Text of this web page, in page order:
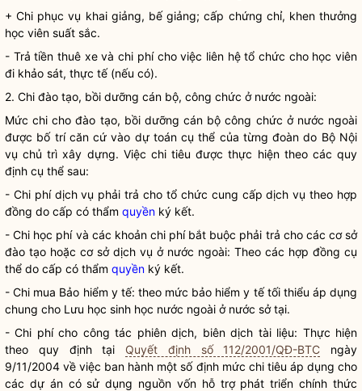
+ Chi phục vụ khai giảng, bế giảng; cấp chứng chỉ, khen thưởng
học viên suất sắc.
- Trả tiền thuê xe vàchi phícho việc liên hệ tổ chức cho học viên
đi khảo sát, thực tế (nếu có).
2. Chi đào tạo, bồi dưỡng cán bộ, công chức ở nước ngoài:
Mức chi cho đào tạo, bồi dưỡng cán bộ công chức ở nước ngoài
được bố trí căn cứ vào dự toán cụ thể của từng đoàn do Bộ Nội
vụ chủ trì xây dựng. Việc chi tiêu được thực hiện theo các quy
định cụ thể sau:
- Chi phídịch vụ phải trả cho tổ chức cung cấp dịch vụ theo hợp
đồng do cấp có thẩm quyền ký kết.
- Chi học phí và các khoản chi phí bắt buộc phải trả cho các cơ sở
đào tạo hoặc cơ sở dịch vụ ở nước ngoài: Theo các hợp đồng cụ
thể do cấp có thẩm quyền ký kết.
- Chi mua Bảo hiểm y tế: theo mức bảo hiểm y tế tối thiểu áp dụng
chung cho Lưu học sinh học nước ngoài ở nước sở tại.
-Chi phícho công tác phiên dịch, biên dịch tài liệu: Thực hiện
theo quy định tại Quyết định số 112/2001/QĐ-BTC ngày
9/11/2004 về việc ban hành một số định mức chi tiêu áp dụng cho
các dự án có sử dụng nguồn vốn hỗ trợ phát triển chính thức